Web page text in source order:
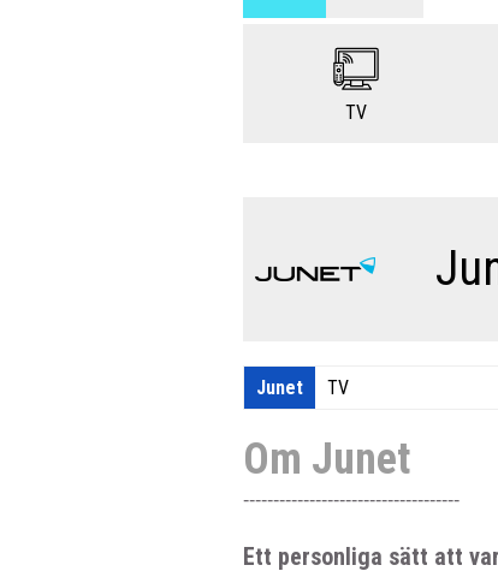
TV
Junet TV
Om Junet
------------------------------------
Ett personliga sätt att